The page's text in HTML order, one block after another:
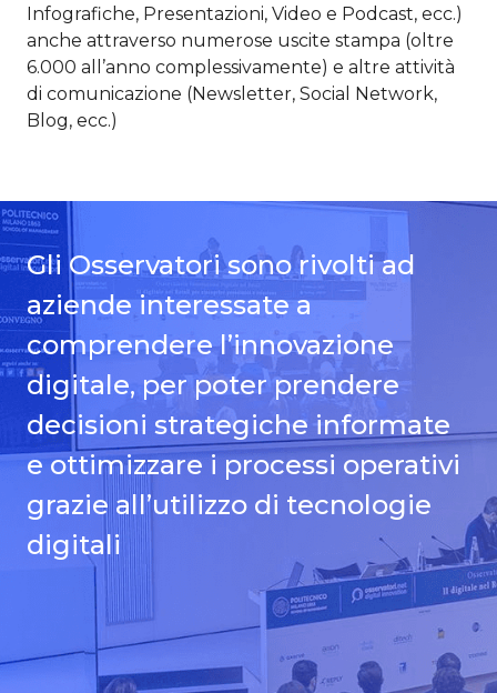
Infografiche, Presentazioni, Video e Podcast, ecc.)
anche attraverso numerose uscite stampa (oltre
6.000 all’anno complessivamente) e altre attività
di comunicazione (Newsletter, Social Network,
Blog, ecc.)
Gli Osservatori sono rivolti ad
aziende interessate a
comprendere l’innovazione
digitale, per poter prendere
decisioni strategiche informate
e ottimizzare i processi operativi
grazie all’utilizzo di tecnologie
digitali